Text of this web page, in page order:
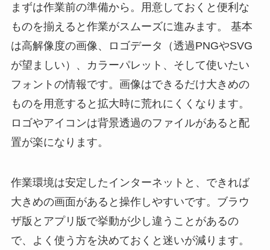
まずは作業前の準備から。用意しておくと便利な
ものを揃えると作業がスムーズに進みます。 基本
は高解像度の画像、ロゴデータ（透過PNGやSVG
が望ましい）、カラーパレット、そして使いたい
フォントの情報です。画像はできるだけ大きめの
ものを用意すると拡大時に荒れにくくなります。
ロゴやアイコンは背景透過のファイルがあると配
置が楽になります。
作業環境は安定したインターネットと、できれば
大きめの画面があると操作しやすいです。ブラウ
ザ版とアプリ版で挙動が少し違うことがあるの
で、よく使う方を決めておくと迷いが減ります。